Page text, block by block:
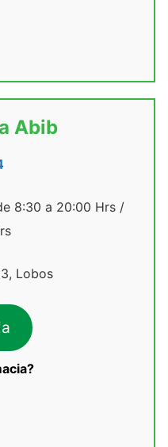
Abib
8:30 a 20:00 Hrs /
Lobos